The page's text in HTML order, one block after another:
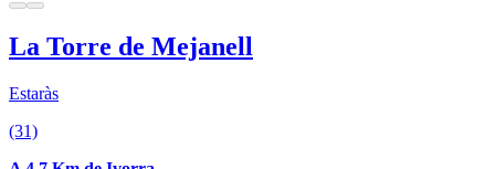
La Torre de Mejanell
Estaràs
(31)